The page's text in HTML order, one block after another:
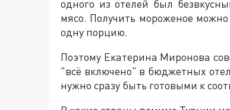
одного из отелей был
мясо. Получить мороженое
одну порцию.
Поэтому Екатерина Миронова
"всё включено" в бюджетных
нужно сразу быть готовыми к